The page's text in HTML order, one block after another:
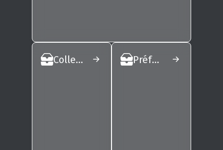
Collectivités Préfectures